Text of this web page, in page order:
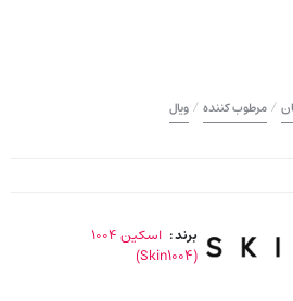
/ مرطوب کننده / ویال
برند :
اسکین 1004
(Skin1004)